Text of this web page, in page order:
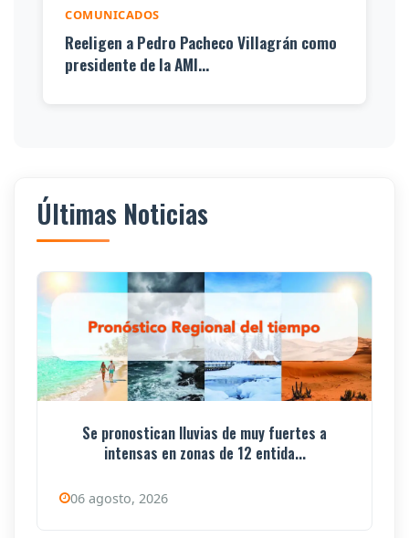
COMUNICADOS
Reeligen a Pedro Pacheco Villagrán como
presidente de la AMI...
Últimas Noticias
Se pronostican lluvias de muy fuertes a
intensas en zonas de 12 entida...
06 agosto, 2026